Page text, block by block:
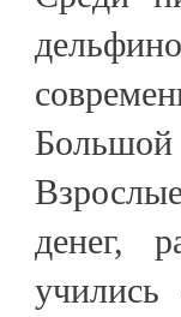
Большой
денег,
учились